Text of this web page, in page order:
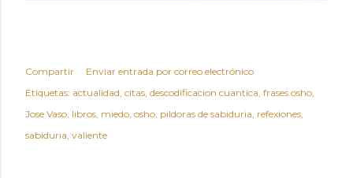
Compartir
Enviar entrada por correo electrónico
Etiquetas: actualidad citas descodificacion cuantica frases osho
Jose Vaso libros miedo osho pildoras de sabiduria refexiones
sabiduria valiente